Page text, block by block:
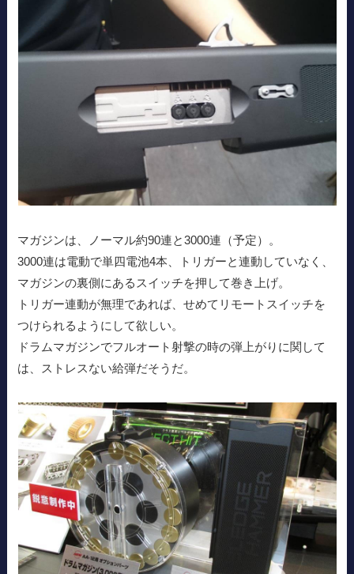
マガジンは、ノーマル約90連と3000連（予定）。
3000連は電動で単四電池4本、トリガーと連動していなく、
マガジンの裏側にあるスイッチを押して巻き上げ。
トリガー連動が無理であれば、せめてリモートスイッチを
つけられるようにして欲しい。
ドラムマガジンでフルオート射撃の時の弾上がりに関して
は、ストレスない給弾だそうだ。